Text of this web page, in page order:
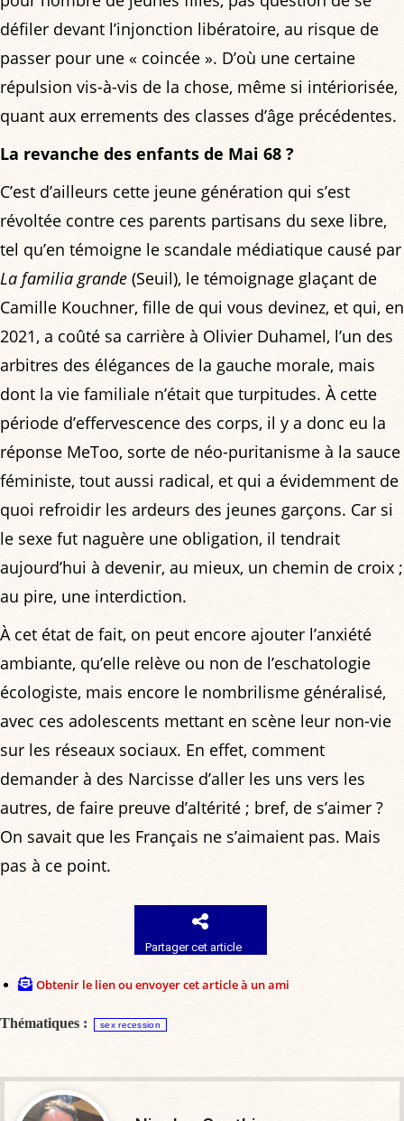
défiler devant l’injonction libératoire, au risque de
passer pour une « coincée ». D’où une certaine
répulsion vis-à-vis de la chose, même si intériorisée,
quant aux errements des classes d’âge précédentes.
La revanche des enfants de Mai 68 ?
C’est d’ailleurs cette jeune génération qui s’est
révoltée contre ces parents partisans du sexe libre,
tel qu’en témoigne le scandale médiatique causé par
La familia grande (Seuil), le témoignage glaçant de
Camille Kouchner, fille de qui vous devinez, et qui, en
2021, a coûté sa carrière à Olivier Duhamel, l’un des
arbitres des élégances de la gauche morale, mais
dont la vie familiale n’était que turpitudes. À cette
période d’effervescence des corps, il y a donc eu la
réponse MeToo, sorte de néo-puritanisme à la sauce
féministe, tout aussi radical, et qui a évidemment de
quoi refroidir les ardeurs des jeunes garçons. Car si
le sexe fut naguère une obligation, il tendrait
aujourd’hui à devenir, au mieux, un chemin de croix ;
au pire, une interdiction.
À cet état de fait, on peut encore ajouter l’anxiété
ambiante, qu’elle relève ou non de l’eschatologie
écologiste, mais encore le nombrilisme généralisé,
avec ces adolescents mettant en scène leur non-vie
sur les réseaux sociaux. En effet, comment
demander à des Narcisse d’aller les uns vers les
autres, de faire preuve d’altérité ; bref, de s’aimer ?
On savait que les Français ne s’aimaient pas. Mais
pas à ce point.
Partager cet article
Obtenir le lien ou envoyer cet article à un ami
Thématiques : sex recession